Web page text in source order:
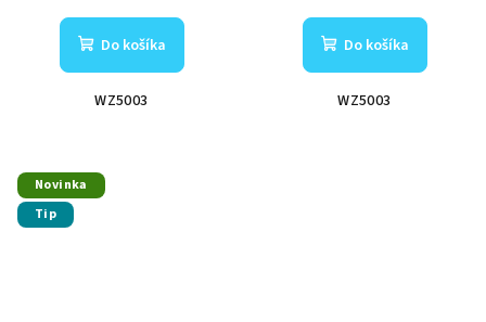
Do košíka
WZ5003
Do košíka
WZ5003
Novinka
Tip